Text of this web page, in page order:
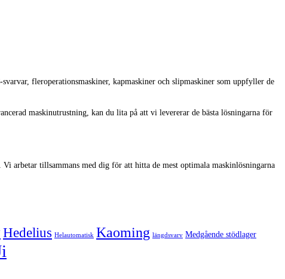
fleroperationsmaskiner, kapmaskiner och slipmaskiner som uppfyller de
maskinutrustning, kan du lita på att vi levererar de bästa lösningarna för
arbetar tillsammans med dig för att hitta de mest optimala maskinlösningarna
Hedelius Helautomatisk Kaoming längdsvarv Medgående stödlager